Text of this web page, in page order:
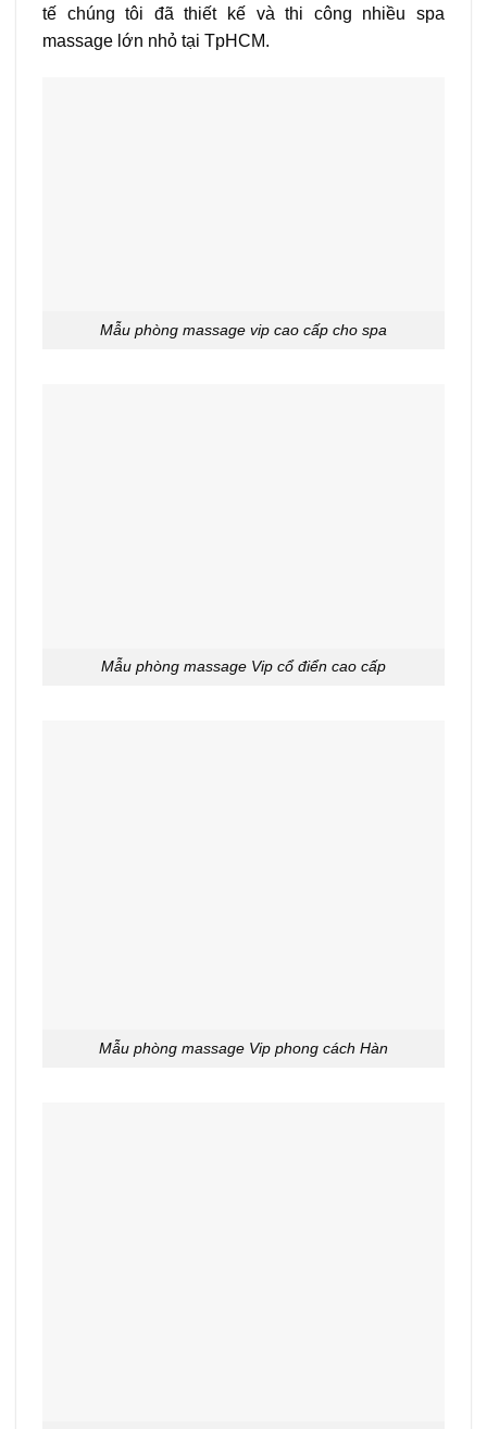
tế chúng tôi đã thiết kế và thi công nhiều spa
massage lớn nhỏ tại TpHCM.
Mẫu phòng massage vip cao cấp cho spa
Mẫu phòng massage Vip cổ điển cao cấp
Mẫu phòng massage Vip phong cách Hàn